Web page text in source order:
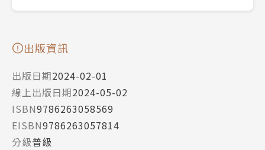
出版資訊
出版日期2024-02-01
線上出版日期2024-05-02
ISBN9786263058569
EISBN9786263057814
分級普級